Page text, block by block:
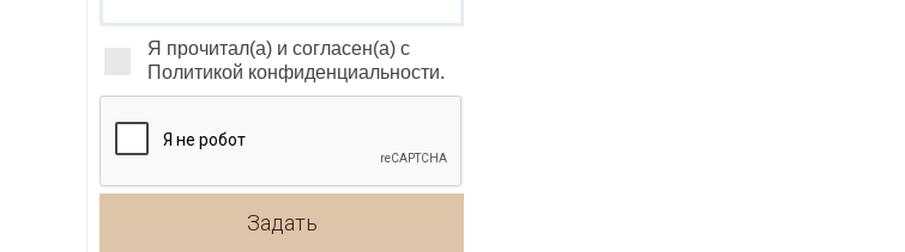
Я прочитал(а) и согласен(а) с
Политикой конфиденциальности.
Задать